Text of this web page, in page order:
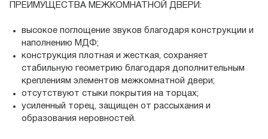
ПРЕИМУЩЕСТВА МЕЖКОМНАТНОЙ ДВЕРИ:
высокое поглощение звуков благодаря конструкции и
наполнению МДФ;
конструкция плотная и жесткая, сохраняет
стабильную геометрию благодаря дополнительным
креплениям элементов межкомнатной двери;
отсутствуют стыки покрытия на торцах;
усиленный торец, защищен от рассыхания и
образования неровностей.